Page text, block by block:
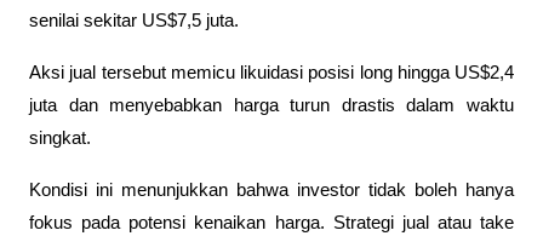
senilai sekitar US$7,5 juta.
Aksi jual tersebut memicu likuidasi posisi long hingga US$2,4
juta dan menyebabkan harga turun drastis dalam waktu
singkat.
Kondisi ini menunjukkan bahwa investor tidak boleh hanya
fokus pada potensi kenaikan harga. Strategi jual atau take